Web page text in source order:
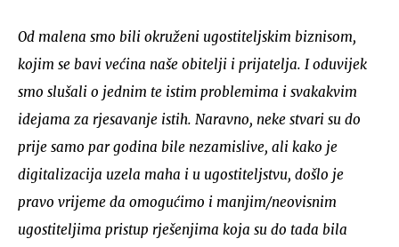
Od malena smo bili okruženi ugostiteljskim biznisom,
kojim se bavi većina naše obitelji i prijatelja. I oduvijek
smo slušali o jednim te istim problemima i svakakvim
idejama za rjesavanje istih. Naravno, neke stvari su do
prije samo par godina bile nezamislive, ali kako je
digitalizacija uzela maha i u ugostiteljstvu, došlo je
pravo vrijeme da omogućimo i manjim/neovisnim
ugostiteljima pristup rješenjima koja su do tada bila